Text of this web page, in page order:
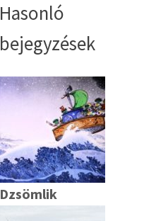
Hasonló
bejegyzések
Dzsömlik